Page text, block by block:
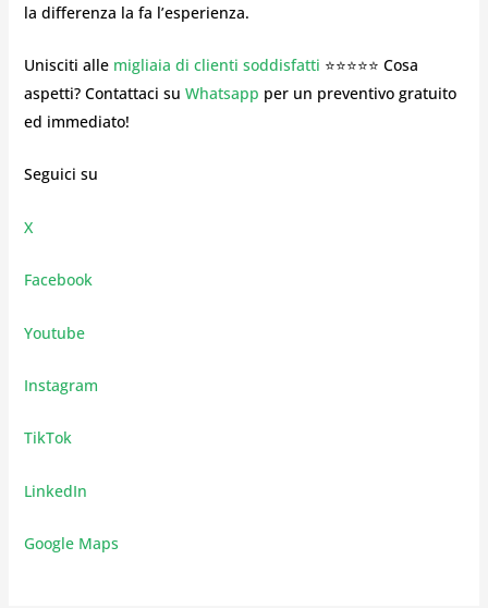
la differenza la fa l’esperienza.
Unisciti alle migliaia di clienti soddisfatti ⭐⭐⭐⭐⭐ Cosa
aspetti? Contattaci su Whatsapp per un preventivo gratuito
ed immediato!
Seguici su
X
Facebook
Youtube
Instagram
TikTok
LinkedIn
Google Maps